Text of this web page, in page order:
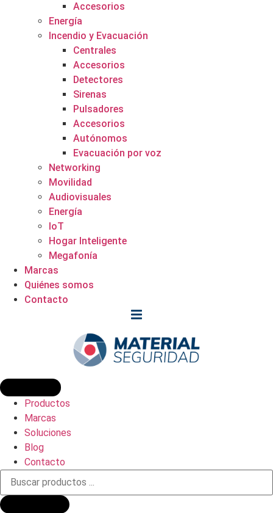
Accesorios
Energía
Incendio y Evacuación
Centrales
Accesorios
Detectores
Sirenas
Pulsadores
Accesorios
Autónomos
Evacuación por voz
Networking
Movilidad
Audiovisuales
Energía
IoT
Hogar Inteligente
Megafonía
Marcas
Quiénes somos
Contacto
Productos
Marcas
Soluciones
Blog
Contacto
Búsqueda
productos